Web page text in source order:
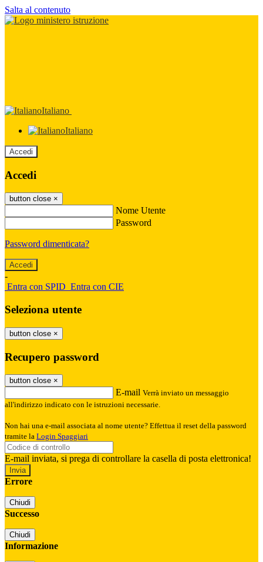
Salta al contenuto
Italiano
Italiano
Accedi
Accedi
button close ×
Nome Utente
Password
Password dimenticata?
-
Entra con SPID Entra con CIE
Seleziona utente
button close ×
Recupero password
button close ×
E-mail Verrà inviato un messaggio
all'indirizzo indicato con le istruzioni necessarie.
Non hai una e-mail associata al nome utente? Effettua il reset della password
tramite la Login Spaggiari
E-mail inviata, si prega di controllare la casella di posta elettronica!
Errore
Chiudi
Successo
Chiudi
Informazione